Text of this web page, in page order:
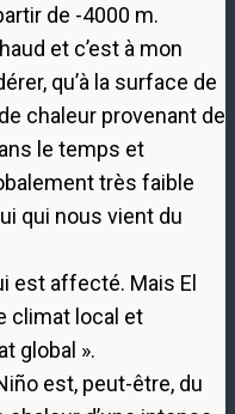
de -4000 m.
et c’est à mon
qu’à la surface de
chaleur provenant de
le temps et
très faible
qui nous vient du
est affecté. Mais El
climat local et
global ».
est, peut-être, du